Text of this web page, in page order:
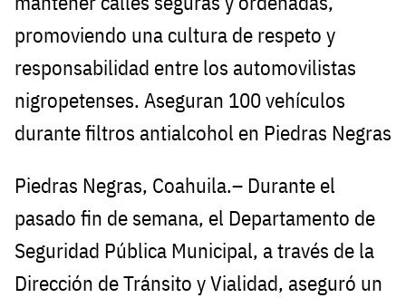
promoviendo una cultura de respeto y
responsabilidad entre los automovilistas
nigropetenses. Aseguran 100 vehículos
durante filtros antialcohol en Piedras Negras
Piedras Negras, Coahuila.– Durante el
pasado fin de semana, el Departamento de
Seguridad Pública Municipal, a través de la
Dirección de Tránsito y Vialidad, aseguró un